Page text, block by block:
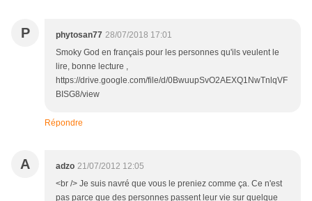
P phytosan77 28/07/2018 17:01
Smoky God en français pour les personnes qu'ils veulent le
lire, bonne lecture ,
https://drive.google.com/file/d/0BwuupSvO2AEXQ1NwTnlqVF
BISG8/view
Répondre
A adzo 21/07/2012 12:05
<br /> Je suis navré que vous le preniez comme ça. Ce n'est
pas parce que des personnes passent leur vie sur quelque